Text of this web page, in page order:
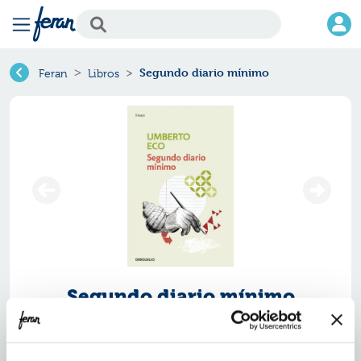
Feran Libros Segundo diario mínimo
Segundo diario mínimo
Ref.